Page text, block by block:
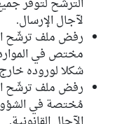
لآجال الإرسال.
رفض ملف ترشّح
مختص في الموارد
شكلا لوروده خارج
رفض ملف ترشّح
مُختصة في